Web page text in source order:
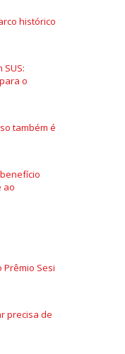
histórico
o
também é
ao
Prêmio Sesi
precisa de